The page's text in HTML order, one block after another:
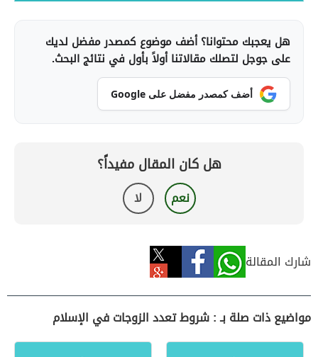
هل يعجبك محتوانا؟ أضف موضوع كمصدر مفضل لديك
على جوجل لتصلك مقالاتنا أولاً بأول في نتائج البحث.
أضف كمصدر مفضل على Google
هل كان المقال مفيداً؟
نعم لا
شارك المقالة
مواضيع ذات صلة بـ : شروط تعدد الزوجات في الإسلام